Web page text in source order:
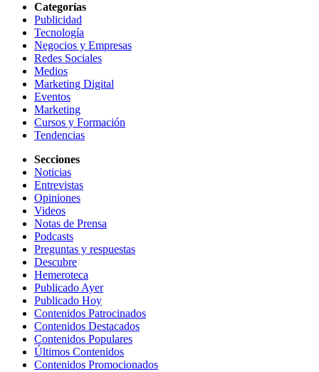
Categorías
Publicidad
Tecnología
Negocios y Empresas
Redes Sociales
Medios
Marketing Digital
Eventos
Marketing
Cursos y Formación
Tendencias
Secciones
Noticias
Entrevistas
Opiniones
Videos
Notas de Prensa
Podcasts
Preguntas y respuestas
Descubre
Hemeroteca
Publicado Ayer
Publicado Hoy
Contenidos Patrocinados
Contenidos Destacados
Contenidos Populares
Últimos Contenidos
Contenidos Promocionados